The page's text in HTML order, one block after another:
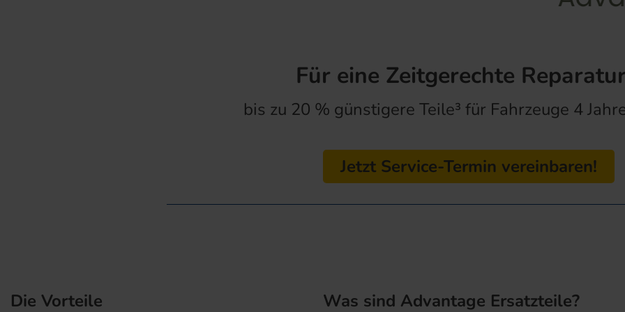
Für eine Zeitgerechte
bis zu 20 % günstigere Teile³ für Fahrzeuge 4
Jetzt Service-Termin vereinbaren!
Die Vorteile Was sind Advantage Ersatzteile?